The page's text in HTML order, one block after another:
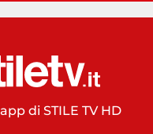
di STILE TV HD